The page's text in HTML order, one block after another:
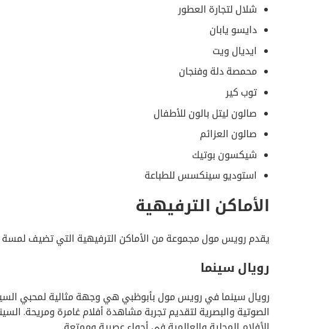
شلال لتجارة العطور
دايسو يابان
ايديال ويت
محمصة دلة وفنجان
توب كير
صالون ليتل بالون للأطفال
صالون العزائم
شيكسون بوتيك
استوديو سينكسس للطباعة
الأماكن الترفيهية
يقدم رويس مول مجموعة من الأماكن الترفيهية التي تضيف لمسة
رويال سينما
رويال سينما في رويس مول بأبوظبي هي وجهة مثالية لمحبي
الصوتية والبصرية لتقديم تجربة مشاهدة أفلام غامرة ومريحة.